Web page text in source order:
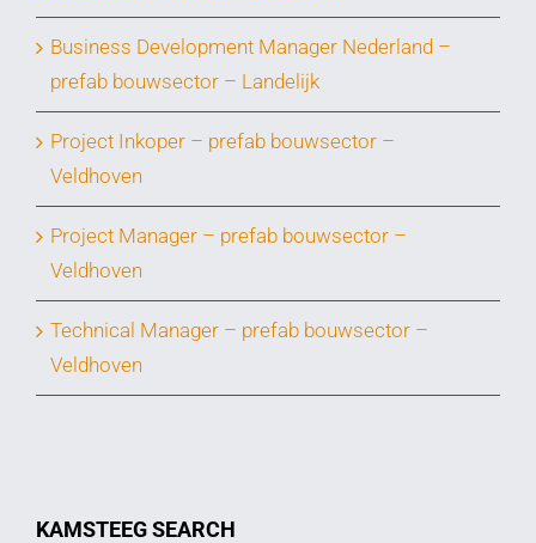
Business Development Manager Nederland –
prefab bouwsector – Landelijk
Project Inkoper – prefab bouwsector –
Veldhoven
Project Manager – prefab bouwsector –
Veldhoven
Technical Manager – prefab bouwsector –
Veldhoven
KAMSTEEG SEARCH